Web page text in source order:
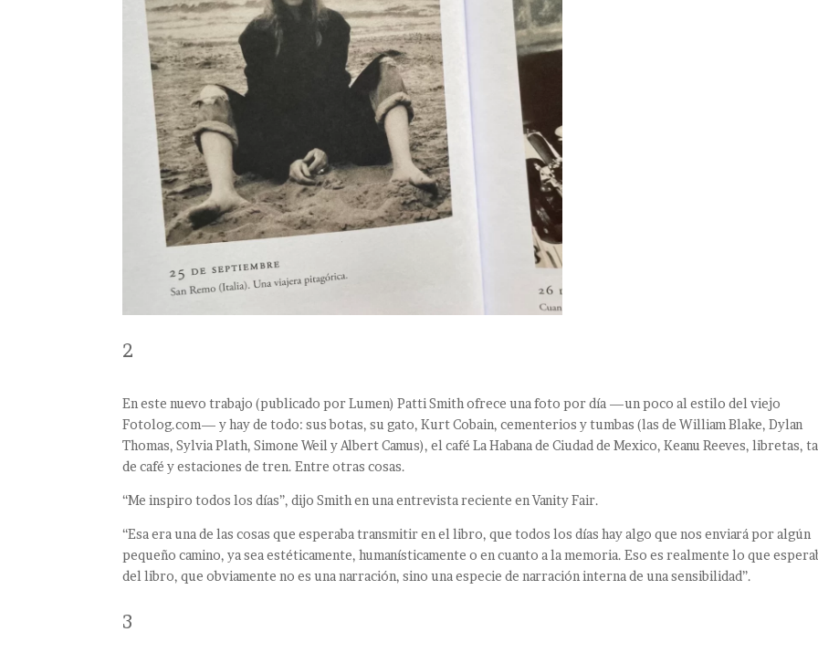
2
En este nuevo trabajo (publicado por Lumen) Patti Smith ofrece una foto por día —un poco al estilo del viejo
Fotolog.com— y hay de todo: sus botas, su gato, Kurt Cobain, cementerios y tumbas (las de William Blake, Dylan
Thomas, Sylvia Plath, Simone Weil y Albert Camus), el café La Habana de Ciudad de Mexico, Keanu Reeves, libretas,
de café y estaciones de tren. Entre otras cosas.
“Me inspiro todos los días”, dijo Smith en una entrevista reciente en Vanity Fair.
“Esa era una de las cosas que esperaba transmitir en el libro, que todos los días hay algo que nos enviará por algún
pequeño camino, ya sea estéticamente, humanísticamente o en cuanto a la memoria. Eso es realmente lo que
del libro, que obviamente no es una narración, sino una especie de narración interna de una sensibilidad”.
3